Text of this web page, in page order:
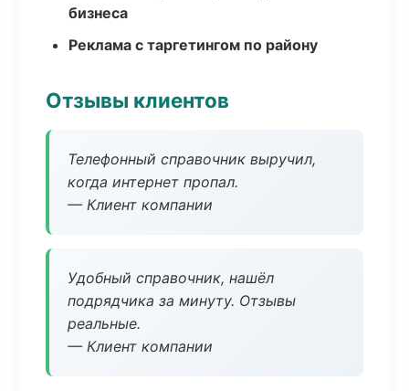
бизнеса
Реклама с таргетингом по району
Отзывы клиентов
Телефонный справочник выручил,
когда интернет пропал.
— Клиент компании
Удобный справочник, нашёл
подрядчика за минуту. Отзывы
реальные.
— Клиент компании